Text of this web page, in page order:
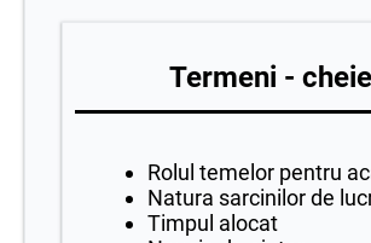
Termeni - cheie
Rolul temelor pentru
Natura sarcinilor de
Timpul alocat